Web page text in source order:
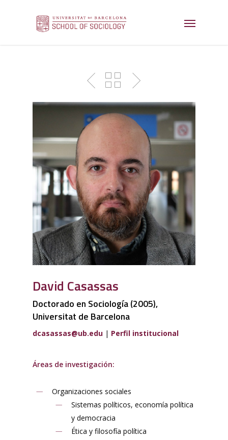
David Casassas
Doctorado en Sociología (2005),
Universitat de Barcelona
dcasassas@ub.edu | Perfil institucional
Áreas de investigación:
Organizaciones sociales
Sistemas políticos, economía política
y democracia
Ética y filosofía política